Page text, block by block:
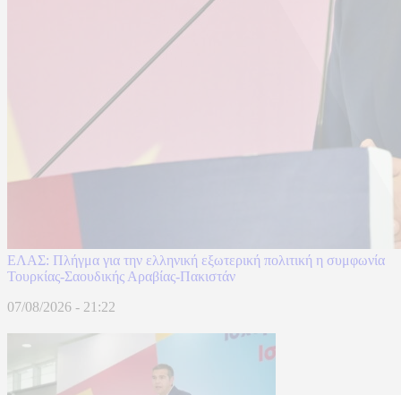
ΕΛΑΣ: Πλήγμα για την ελληνική εξωτερική πολιτική η συμφωνία
Τουρκίας-Σαουδικής Αραβίας-Πακιστάν
07/08/2026 - 21:22